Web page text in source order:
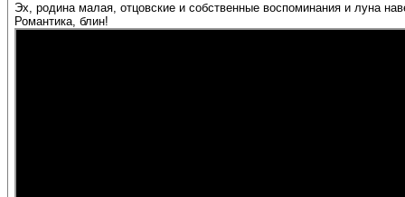
Эх, родина малая, отцовские и собственные воспоминания и луна
Романтика, блин!